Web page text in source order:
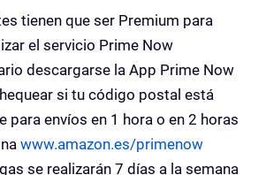
tienen que ser Premium para
el servicio Prime Now
descargarse la App Prime Now
si tu código postal está
para envíos en 1 hora o en 2 horas
www.amazon.es/primenow
se realizarán 7 días a la semana